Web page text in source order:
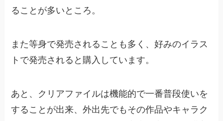
ることが多いところ。
また等身で発売されることも多く、好みのイラス
トで発売されると購入しています。
あと、クリアファイルは機能的で一番普段使いを
することが出来、外出先でもその作品やキャラク